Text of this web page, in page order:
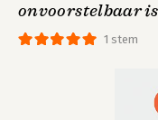
1 stem
onvoorstelbaar